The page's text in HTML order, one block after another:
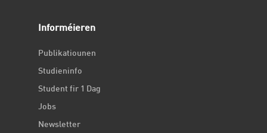
Informéieren
Publikatiounen
Studieninfo
Student fir 1 Dag
Jobs
Newsletter